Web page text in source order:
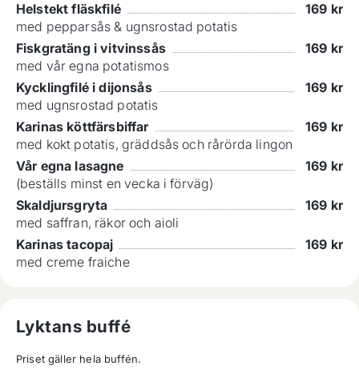
Helstekt fläskfilé 169 kr
med pepparsås & ugnsrostad potatis
Fiskgratäng i vitvinssås
169 kr
med vår egna potatismos
Kycklingfilé i dijonsås
169 kr
med ugnsrostad potatis
Karinas köttfärsbiffar
169 kr
med kokt potatis, gräddsås och rårörda lingon
Vår egna lasagne
169 kr
(beställs minst en vecka i förväg)
Skaldjursgryta
169 kr
med saffran, räkor och aioli
Karinas tacopaj
169 kr
med creme fraiche
Lyktans buffé
Priset gäller hela buffén.